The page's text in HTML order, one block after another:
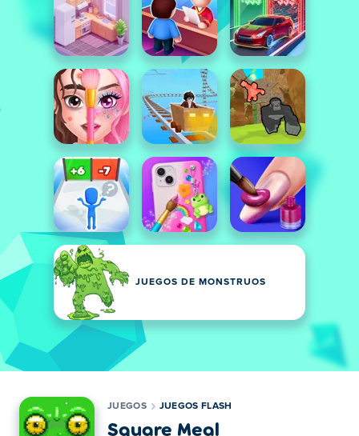
JUEGOS DE MONSTRUOS
JUEGOS JUEGOS FLASH
Square Meal